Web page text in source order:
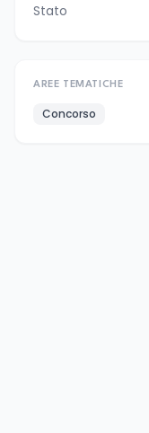
Stato
AREE TEMATICHE
Concorso